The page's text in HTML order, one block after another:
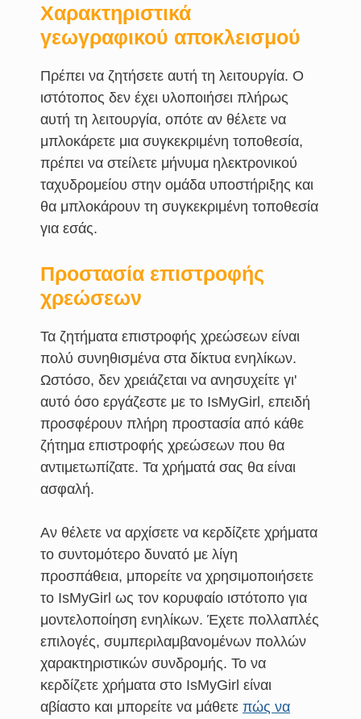
Χαρακτηριστικά
γεωγραφικού αποκλεισμού
Πρέπει να ζητήσετε αυτή τη λειτουργία. Ο
ιστότοπος δεν έχει υλοποιήσει πλήρως
αυτή τη λειτουργία, οπότε αν θέλετε να
μπλοκάρετε μια συγκεκριμένη τοποθεσία,
πρέπει να στείλετε μήνυμα ηλεκτρονικού
ταχυδρομείου στην ομάδα υποστήριξης και
θα μπλοκάρουν τη συγκεκριμένη τοποθεσία
για εσάς.
Προστασία επιστροφής
χρεώσεων
Τα ζητήματα επιστροφής χρεώσεων είναι
πολύ συνηθισμένα στα δίκτυα ενηλίκων.
Ωστόσο, δεν χρειάζεται να ανησυχείτε γι'
αυτό όσο εργάζεστε με το IsMyGirl, επειδή
προσφέρουν πλήρη προστασία από κάθε
ζήτημα επιστροφής χρεώσεων που θα
αντιμετωπίζατε. Τα χρήματά σας θα είναι
ασφαλή.
Αν θέλετε να αρχίσετε να κερδίζετε χρήματα
το συντομότερο δυνατό με λίγη
προσπάθεια, μπορείτε να χρησιμοποιήσετε
το IsMyGirl ως τον κορυφαίο ιστότοπο για
μοντελοποίηση ενηλίκων. Έχετε πολλαπλές
επιλογές, συμπεριλαμβανομένων πολλών
χαρακτηριστικών συνδρομής. Το να
κερδίζετε χρήματα στο IsMyGirl είναι
αβίαστο και μπορείτε να μάθετε πώς να